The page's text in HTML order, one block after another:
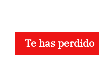
Te has perdido